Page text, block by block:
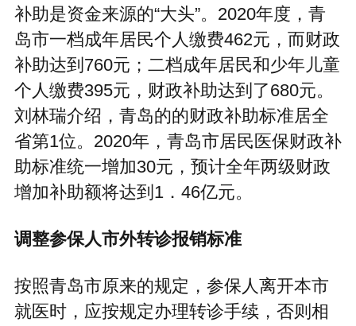
补助是资金来源的“大头”。2020年度，青
岛市一档成年居民个人缴费462元，而财政
补助达到760元；二档成年居民和少年儿童
个人缴费395元，财政补助达到了680元。
刘林瑞介绍，青岛的的财政补助标准居全
省第1位。2020年，青岛市居民医保财政补
助标准统一增加30元，预计全年两级财政
增加补助额将达到1．46亿元。
调整参保人市外转诊报销标准
按照青岛市原来的规定，参保人离开本市
就医时，应按规定办理转诊手续，否则相